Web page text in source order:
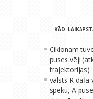
KĀDI
Ciklonam
puses vēji
trajektorijas)
valsts R daļā
spēku, A